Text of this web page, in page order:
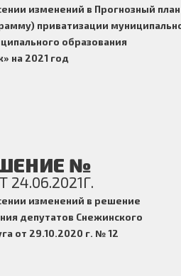
изменений в Прогнозный план
приватизации
образования
на 2021 год
№
24.06.2021Г.
изменений в решение
депутатов Снежинского
от 29.10.2020 г. № 12